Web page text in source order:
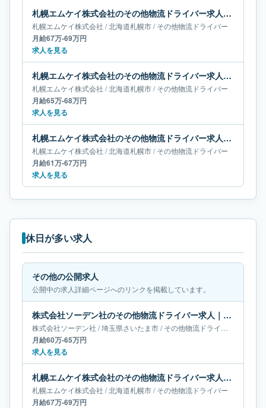
札幌エムケイ株式会社のその他物流ドライバー求人｜北海道札幌市｜月給67万-69万円
札幌エムケイ株式会社 /北海道札幌市/その他物流ドライバー
月給67万-69万円
求人を見る
札幌エムケイ株式会社のその他物流ドライバー求人｜北海道札幌市｜月給65万-68万円
札幌エムケイ株式会社 /北海道札幌市/その他物流ドライバー
月給65万-68万円
求人を見る
札幌エムケイ株式会社のその他物流ドライバー求人｜北海道札幌市｜月給61万-67万円
札幌エムケイ株式会社 /北海道札幌市/その他物流ドライバー
月給61万-67万円
求人を見る
休日が多い求人
その他の公開求人
公開中の求人詳細ページへのリンクを掲載しています。
株式会社ソーデン社のその他物流ドライバー求人｜埼玉県さいたま市｜月給60万-65万円
株式会社ソーデン社 /埼玉県さいたま市/その他物流ドライバー
月給60万-65万円
求人を見る
札幌エムケイ株式会社のその他物流ドライバー求人｜北海道札幌市｜月給67万-69万円
札幌エムケイ株式会社 /北海道札幌市/その他物流ドライバー
月給67万-69万円